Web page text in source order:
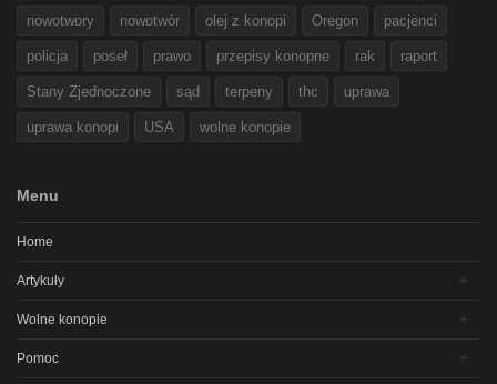
nowotwory nowotwór olej z konopi Oregon pacjenci
policja poseł prawo przepisy konopne rak raport
Stany Zjednoczone sąd terpeny thc uprawa
uprawa konopi USA wolne konopie
Menu
Home
Artykuły
Wolne konopie
Pomoc